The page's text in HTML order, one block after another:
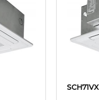
SCH71VX